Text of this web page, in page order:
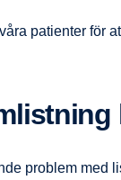
patienter för
problem med